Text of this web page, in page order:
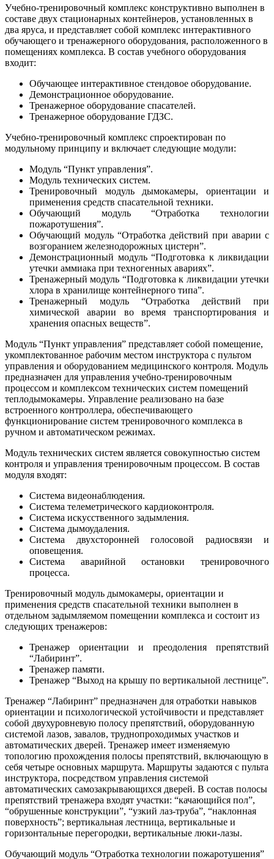
Учебно-тренировочный комплекс конструктивно выполнен в
составе двух стационарных контейнеров, установленных в
два яруса, и представляет собой комплекс интерактивного
обучающего и тренажерного оборудования, расположенного в
помещениях комплекса. В состав учебного оборудования
входит:
Обучающее интерактивное стендовое оборудование.
Демонстрационное оборудование.
Тренажерное оборудование спасателей.
Тренажерное оборудование ГДЗС.
Учебно-тренировочный комплекс спроектирован по
модульному принципу и включает следующие модули:
Модуль “Пункт управления”.
Модуль технических систем.
Тренировочный модуль дымокамеры, ориентации и
применения средств спасательной техники.
Обучающий модуль “Отработка технологии
пожаротушения”.
Обучающий модуль “Отработка действий при аварии с
возгоранием железнодорожных цистерн”.
Демонстрационный модуль “Подготовка к ликвидации
утечки аммиака при техногенных авариях”.
Тренажерный модуль “Подготовка к ликвидации утечки
хлора в хранилище контейнерного типа”.
Тренажерный модуль “Отработка действий при
химической аварии во время транспортирования и
хранения опасных веществ”.
Модуль “Пункт управления” представляет собой помещение,
укомплектованное рабочим местом инструктора с пультом
управления и оборудованием медицинского контроля. Модуль
предназначен для управления учебно-тренировочным
процессом и комплексом технических систем помещений
теплодымокамеры. Управление реализовано на базе
встроенного контроллера, обеспечивающего
функционирование систем тренировочного комплекса в
ручном и автоматическом режимах.
Модуль технических систем является совокупностью систем
контроля и управления тренировочным процессом. В состав
модуля входят:
Система видеонаблюдения.
Система телеметрического кардиоконтроля.
Система искусственного задымления.
Система дымоудаления.
Система двухсторонней голосовой радиосвязи и
оповещения.
Система аварийной остановки тренировочного
процесса.
Тренировочный модуль дымокамеры, ориентации и
применения средств спасательной техники выполнен в
отдельном задымляемом помещении комплекса и состоит из
следующих тренажеров:
Тренажер ориентации и преодоления препятствий
“Лабиринт”.
Тренажер памяти.
Тренажер “Выход на крышу по вертикальной лестнице”.
Тренажер “Лабиринт” предназначен для отработки навыков
ориентации и психологической устойчивости и представляет
собой двухуровневую полосу препятствий, оборудованную
системой лазов, завалов, труднопроходимых участков и
автоматических дверей. Тренажер имеет изменяемую
топологию прохождения полосы препятствий, включающую в
себя четыре основных маршрута. Маршруты задаются с пульта
инструктора, посредством управления системой
автоматических самозакрывающихся дверей. В состав полосы
препятствий тренажера входят участки: “качающийся пол”,
“обрушенные конструкции”, “узкий лаз-труба”, “наклонная
поверхность”; вертикальная лестница, вертикальные и
горизонтальные перегородки, вертикальные люки-лазы.
Обучающий модуль “Отработка технологии пожаротушения”